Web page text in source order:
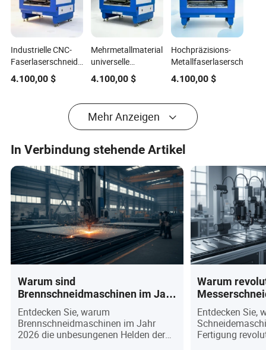
Industrielle CNC-
Faserlaserschneidemaschine
für Edelstahl,
Kohlenstoffmetall,
Hochgeschwindigkeits-
Präzisionsmaschine
4.100,00 $
Mehrmetallmaterial
universelle
Schneidlaserschneidemaschine
4.100,00$
Hochpräzisions-
4.100,00$
Mehr Anzeigen
In Verbindung stehende Artikel
Warum sind
Brennschneidmaschinen im Jahr
2026 immer noch die
Geheimwaffe der globalen
Fertigung?
Entdecken Sie, warum
Brennschneidmaschinen im Jahr
2026 die unbesungenen Helden der
Warum
moderne
Entdecken Sie,
Fertigung